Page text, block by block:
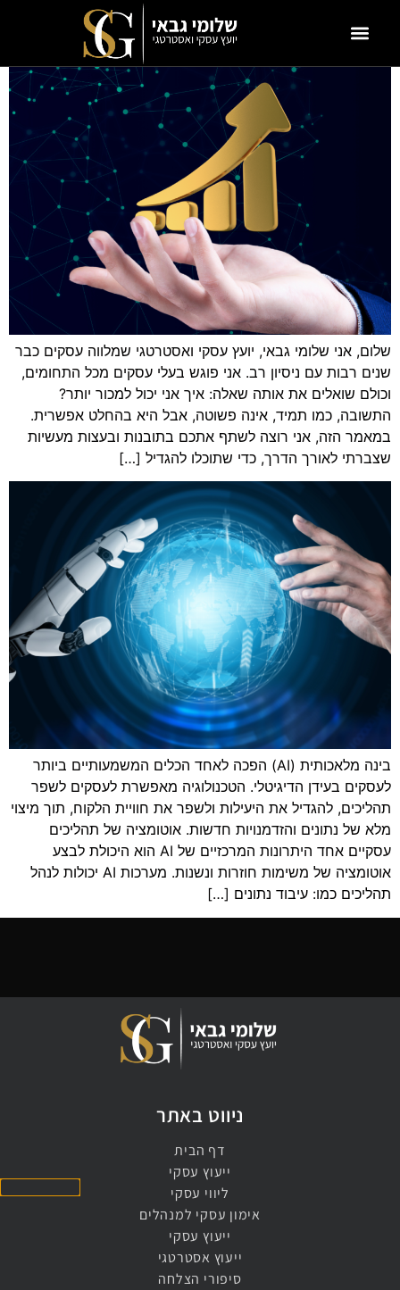
שלום, אני שלומי גבאי, יועץ עסקי ואסטרטגי שמלווה עסקים כבר
שנים רבות עם ניסיון רב. אני פוגש בעלי עסקים מכל התחומים,
וכולם שואלים את אותה שאלה: איך אני יכול למכור יותר?
התשובה, כמו תמיד, אינה פשוטה, אבל היא בהחלט אפשרית.
במאמר הזה, אני רוצה לשתף אתכם בתובנות ובעצות מעשיות
שצברתי לאורך הדרך, כדי שתוכלו להגדיל […]
בינה מלאכותית (AI) הפכה לאחד הכלים המשמעותיים ביותר
לעסקים בעידן הדיגיטלי. הטכנולוגיה מאפשרת לעסקים לשפר
תהליכים, להגדיל את היעילות ולשפר את חוויית הלקוח, תוך מיצוי
מלא של נתונים והזדמנויות חדשות. אוטומציה של תהליכים
עסקיים אחד היתרונות המרכזיים של AI הוא היכולת לבצע
אוטומציה של משימות חוזרות ונשנות. מערכות AI יכולות לנהל
תהליכים כמו: עיבוד נתונים […]
ניווט באתר
דף הבית
ייעוץ עסקי
ליווי עסקי
אימון עסקי למנהלים​
ייעוץ עסקי​
ייעוץ אסטרטגי​
סיפורי הצלחה